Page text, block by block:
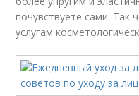
почувствуете сами. Так
услугам